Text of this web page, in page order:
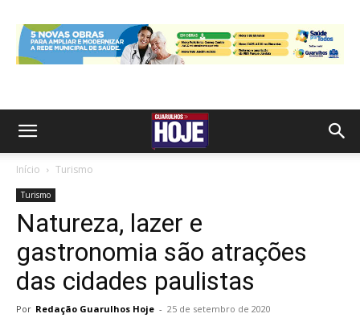
Início Turismo
Turismo
Natureza, lazer e
gastronomia são atrações
das cidades paulistas
Por Redação Guarulhos Hoje - 25 de setembro de 2020